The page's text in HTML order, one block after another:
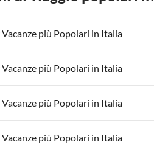
più Popolari in Italia
in Italia
in Lago di Garda
più Popolari in Italia
in Italia
in Lago di Garda
più Popolari in Italia
in Italiapiù Popolari in Italia